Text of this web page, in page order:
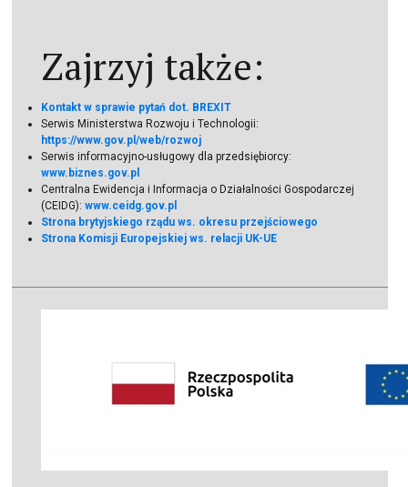
Zajrzyj także:
Kontakt w sprawie pytań dot. BREXIT
Serwis Ministerstwa Rozwoju i Technologii:
https://www.gov.pl/web/rozwoj
Serwis informacyjno-usługowy dla przedsiębiorcy:
www.biznes.gov.pl
Centralna Ewidencja i Informacja o Działalności Gospodarczej
(CEIDG):www.ceidg.gov.pl
Strona brytyjskiego rządu ws. okresu przejściowego
Strona Komisji Europejskiej ws. relacji UK-UE